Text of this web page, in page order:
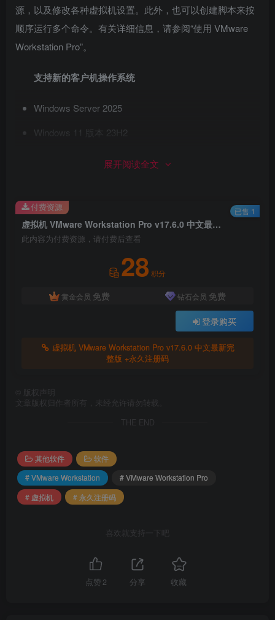
源，以及修改各种虚拟机设置。此外，也可以创建脚本来按
顺序运行多个命令。有关详细信息，请参阅“使用 VMware
Workstation Pro”。
支持新的客户机操作系统
Windows Server 2025
Windows 11 版本 23H2
支持新的主机操作系统
Windows Server 2025
Windows 11 版本 23H2
Ubuntu 24.04
展开阅读全文
虚拟机 VMware Workstation Pro v17.6.0 中文最新完整版 +永久注册码
此内容为付费资源，请付费后查看
28 积分
黄金会员 免费 钻石会员 免费
登录购买
虚拟机 VMware Workstation Pro v17.6.0 中文最新完
整版 +永久注册码
付费资源 已售 1
版权声明
文章版权归作者所有，未经允许请勿转载。
THE END
其他软件
软件
# VMware Workstation
# VMware Workstation Pro
# 虚拟机
# 永久注册码
喜欢就支持一下吧
点赞 2 分享 收藏